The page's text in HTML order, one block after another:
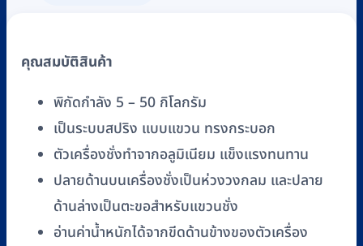
(พิกัด
50
kg)
คุณสมบัติสินค้า
พิกัดกำลัง 5 – 50 กิโลกรัม
เป็นระบบสปริง แบบแขวน ทรงกระบอก
ตัวเครื่องชั่งทำจากอลูมิเนียม แข็งแรงทนทาน
ปลายด้านบนเครื่องชั่งเป็นห่วงวงกลม และปลาย
ด้านล่างเป็นตะขอสำหรับแขวนชั่ง
อ่านค่าน้ำหนักได้จากขีดด้านข้างของตัวเครื่อง